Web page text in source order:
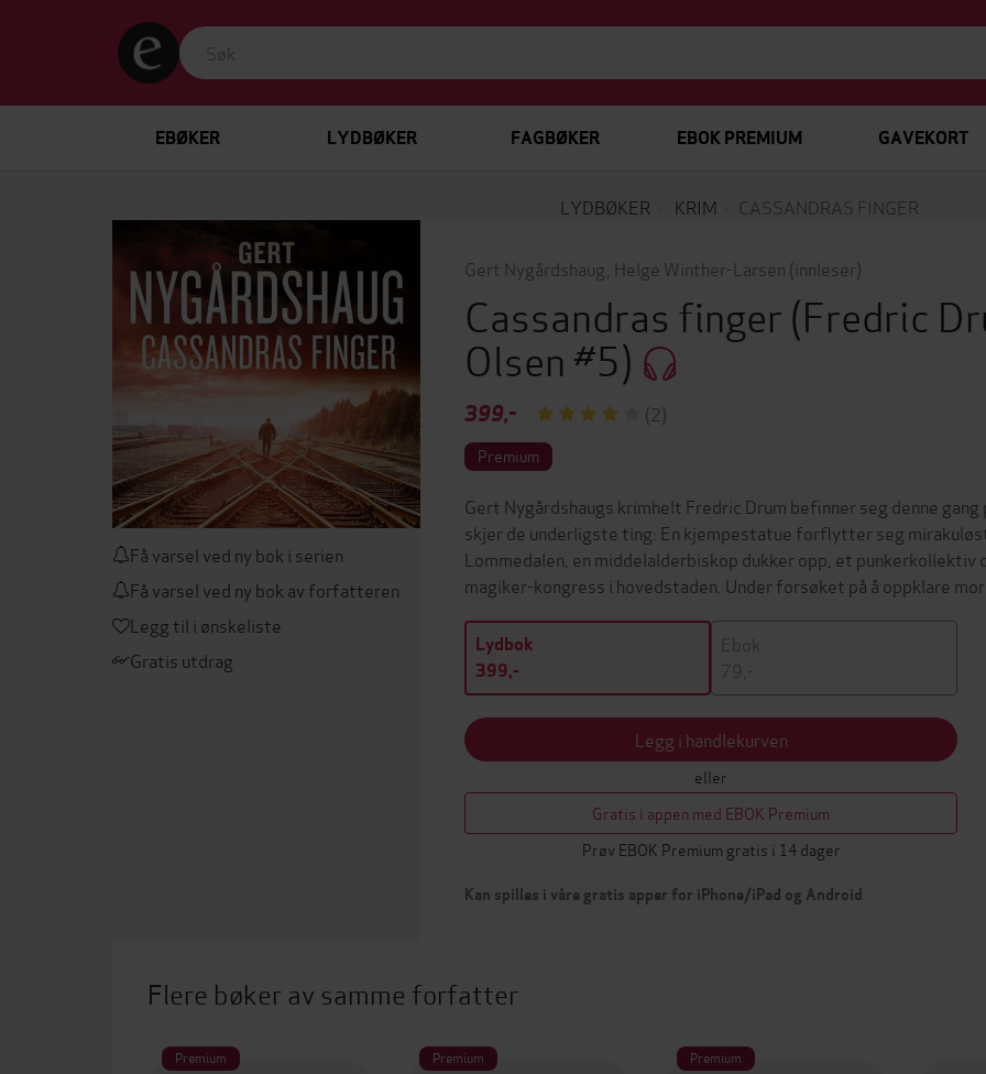
EBØKER LYDBØKER FAGBØKER EBOK PREMIUM GAVEKORT
LYDBØKER KRIM CASSANDRAS FINGER
Få varsel ved ny bok i serien
Få varsel ved ny bok av forfatteren
Legg til i ønskeliste
Gratis utdrag
Gert Nygårdshaug Helge Winther-Larsen (innleser)
Cassandras finger(Fredric
Olsen #5)
399,- (2)
Premium
Gert Nygårdshaugs krimhelt Fredric Drum befinner seg denne
skjer de underligste ting: En kjempestatue forflytter seg
Lommedalen, en middelalderbiskop dukker opp, et
magiker-kongress i hovedstaden. Under forsøket på å oppklare
Lydbok
399,-
Ebok
79,-
Legg i handlekurven
eller
Gratis i appen med EBOK Premium
Prøv EBOK Premium gratis i 14 dager
Kan spilles i våre gratis apper for iPhone/iPad og Android
Flere bøker av samme forfatter
Premium Premium Premium